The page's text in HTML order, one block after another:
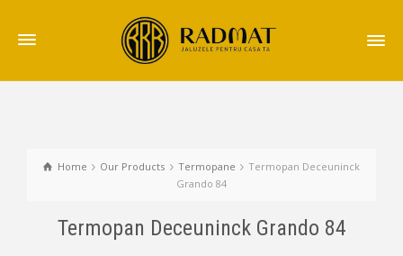
Home Our Products Termopane
Termopan Deceuninck
Grando 84
Termopan Deceuninck Grando 84